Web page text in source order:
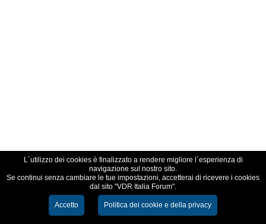
L´utilizzo dei cookies è finalizzato a rendere migliore l´esperienza di
navigazione sul nostro sito.
Se continui senza cambiare le tue impostazioni, accetterai di ricevere i cookies
dal sito "VDR Italia Forum".
Accetto Politica dei cookie e della privacy